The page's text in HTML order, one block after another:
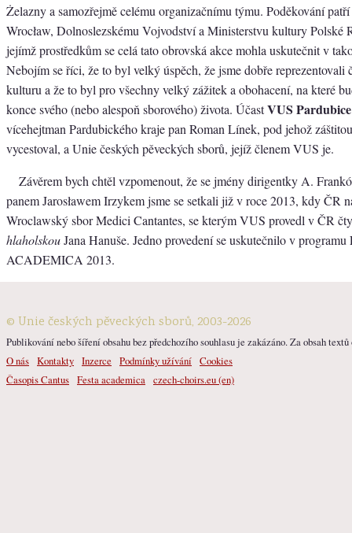
Żelazny a samozřejmě celému organizačnímu týmu. Poděkování patří
Wrocław, Dolnoslezskému Vojvodství a Ministerstvu kultury Polské
jejímž prostředkům se celá tato obrovská akce mohla uskutečnit v
Nebojím se říci, že to byl velký úspěch, že jsme dobře reprezentovali
kulturu a že to byl pro všechny velký zážitek a obohacení, na které
konce svého (nebo alespoň sborového) života. ÚčastVUS Pardubice
vícehejtman Pardubického kraje pan Roman Línek, pod jehož
vycestoval, a Unie českých pěveckých sborů, jejíž členem VUS je.
Závěrem bych chtěl vzpomenout, že se jmény dirigentky A.
panem Jarosławem Irzykem jsme se setkali již v roce 2013, kdy ČR
Wroclawský sbor Medici Cantantes, se kterým VUS provedl v ČR
hlaholskouJana Hanuše. Jedno provedení se uskutečnilo v
ACADEMICA 2013.
© Unie českých pěveckých sborů, 2003-2026
Publikování nebo šíření obsahu bez předchozího souhlasu je zakázáno. Za obsah
O nás Kontakty Inzerce Podmínky užívání Cookies
Časopis Cantus Festa academica czech-choirs.eu (en)